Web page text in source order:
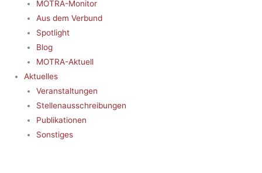
MOTRA-Monitor
Aus dem Verbund
Spotlight
Blog
MOTRA-Aktuell
Aktuelles
Veranstaltungen
Stellenausschreibungen
Publikationen
Sonstiges